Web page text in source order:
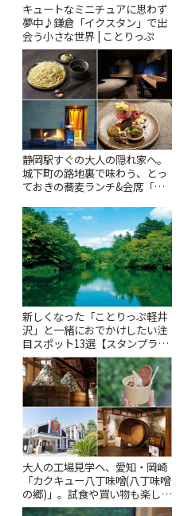
キュートなミニチュアに思わず
夢中♪鎌倉「イクスタン」で出
会う小さな世界 | ことりっぷ
静岡駅すぐの大人の隠れ家へ。
城下町の路地裏で味わう、とっ
ておきの蕎麦ランチ&会席「手
新しくなった「ことりっぷ軽井
沢」と一緒におでかけしたい注
目スポット13選【スタンプラリ
ー開催中】 | ことりっぷ
大人の工場見学へ、愛知・岡崎
「カクキュー八丁味噌(八丁味噌
の郷)」。試食や買い物も楽しみ
♪ | ことりっぷ